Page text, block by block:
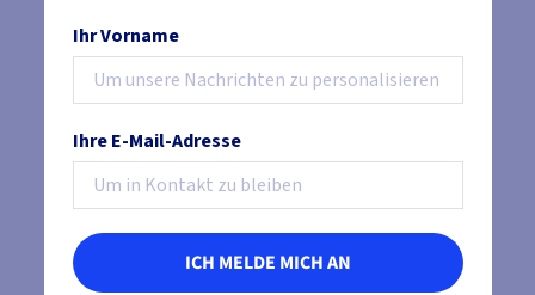
Ihr Vorname
Ihre E-Mail-Adresse
ICH MELDE MICH AN